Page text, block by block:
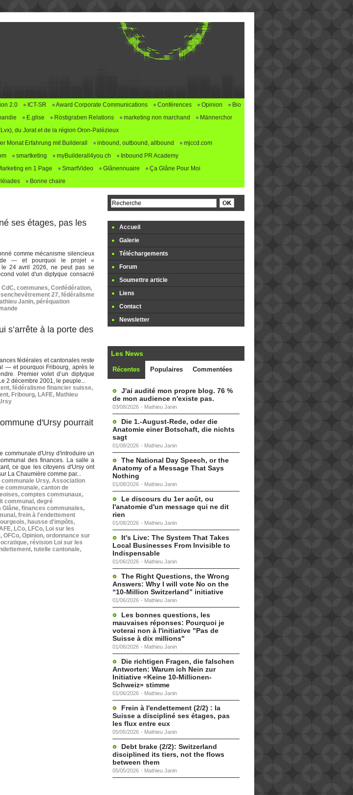
2.0 ICT-SR Award Corporate Communications Conférences Opinion
Bio
E.glise Röstigraben Relations marketing non marchand
Männerchor
du Jorat et de la région Oron-Palézieux
Monat Erfahrung mit Builderall inbound, outbound, allbound
mjccd.com
smartketing myBuilderall4you.ch
Inbound PR Academy
en 1 Page SmartVideo Glânennuaire
Ça Glâne Pour Moi
Bonne chaire
ses étages, pas les
comme mécanisme silencieux
— et pourquoi le projet «
le 24 avril 2026, ne peut pas se
volet d'un diptyque consacré
CdC, communes, Confédération,
27, fédéralisme
Janin, péréquation
s’arrête à la porte des
fédérales et cantonales reste
— et pourquoi Fribourg, après le
Premier volet d’un diptyque
2 décembre 2001, le peuple...
, fédéralisme financier suisse,
, Fribourg, LAFE, Mathieu
d'Ursy pourrait
communale d'Ursy d'introduire un
des finances. La salle a
ce que les citoyens d'Ursy ont
La Chaumière comme par...
Ursy, Association
communale, canton de
, comptes communaux,
communal , degré
Glâne, finances communales,
, frein à l'endettement
, hausse d'impôts,
, LCo, LFCo, Loi sur les
, OFCo, Opinion, ordonnance sur
, révision Loi sur les
, tutelle cantonale,
Accueil
Galerie
Téléchargements
Forum
Soumettre article
Liens
Contact
Newsletter
Les News
Récentes Populaires Commentées
J'ai audité mon propre blog. 76 %
de mon audience n'existe pas.
03/08/2026 - Mathieu Janin
Die 1.-August-Rede, oder die
Anatomie einer Botschaft, die nichts
sagt
01/08/2026 - Mathieu Janin
The National Day Speech, or the
Anatomy of a Message That Says
Nothing
01/08/2026 - Mathieu Janin
Le discours du 1er août, ou
l'anatomie d'un message qui ne dit
rien
01/08/2026 - Mathieu Janin
It's Live: The System That Takes
Local Businesses From Invisible to
Indispensable
01/06/2026 - Mathieu Janin
The Right Questions, the Wrong
Answers: Why I will vote No on the
“10-Million Switzerland” initiative
01/06/2026 - Mathieu Janin
Les bonnes questions, les
mauvaises réponses: Pourquoi je
voterai non à l'initiative "Pas de
Suisse à dix millions"
01/06/2026 - Mathieu Janin
Die richtigen Fragen, die falschen
Antworten: Warum ich Nein zur
Initiative «Keine 10-Millionen-
Schweiz» stimme
01/06/2026 - Mathieu Janin
Frein à l'endettement (2/2) : la
Suisse a discipliné ses étages, pas
les flux entre eux
05/05/2026 - Mathieu Janin
Debt brake (2/2): Switzerland
disciplined its tiers, not the flows
between them
05/05/2026 - Mathieu Janin